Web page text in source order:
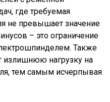
где требуемая
не превышает значение
– это ограничение
Также
излишнюю нагрузку на
тем самым исчерпывая